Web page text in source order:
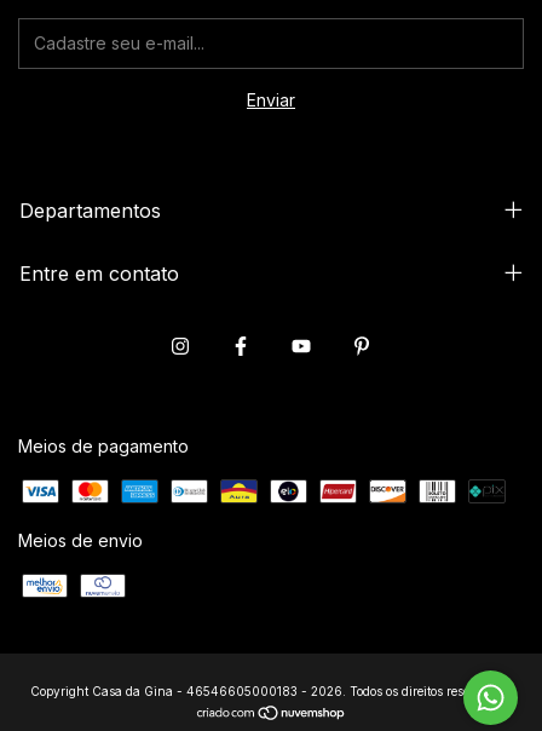
Departamentos
Entre em contato
Meios de pagamento
Meios de envio
Copyright Casa da Gina - 46546605000183 - 2026. Todos os direitos reservados.